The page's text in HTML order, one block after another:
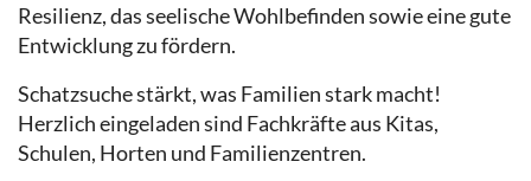
Resilienz, das seelische Wohlbefinden sowie eine gute
Entwicklung zu fördern.
Schatzsuche stärkt, was Familien stark macht!
Herzlich eingeladen sind Fachkräfte aus Kitas,
Schulen, Horten und Familienzentren.